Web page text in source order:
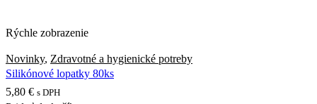
Rýchle zobrazenie
Novinky, Zdravotné a hygienické potreby
Silikónové lopatky 80ks
5,80 € s DPH